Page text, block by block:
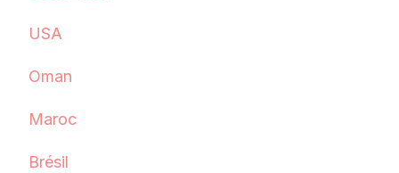
USA
Oman
Maroc
Brésil